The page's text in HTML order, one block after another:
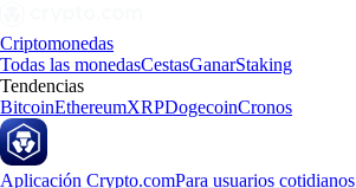
Criptomonedas
Todas las monedasCestasGanarStaking
Tendencias
BitcoinEthereumXRPDogecoinCronos
Aplicación Crypto.comPara usuarios cotidianos